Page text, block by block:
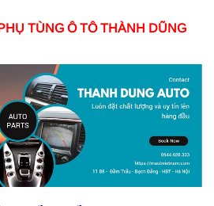
TÙNG Ô TÔ THÀNH DŨNG